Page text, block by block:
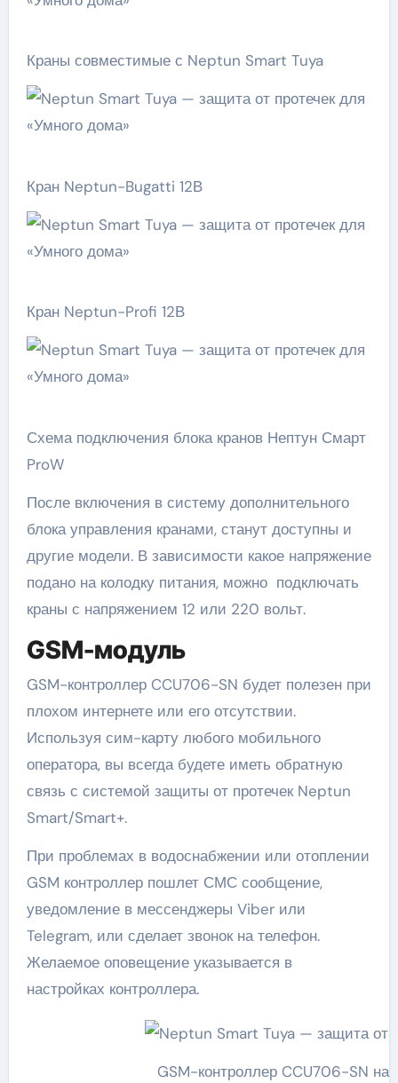
Краны совместимые с Neptun Smart Tuya
Кран Neptun-Bugatti 12В
Кран Neptun-Profi 12В
Схема подключения блока кранов Нептун Смарт
ProW
После включения в систему дополнительного
блока управления кранами, станут доступны и
другие модели. В зависимости какое напряжение
подано на колодку питания, можно подключать
краны с напряжением 12 или 220 вольт.
GSM-модуль
GSM-контроллер CCU706-SN будет полезен при
плохом интернете или его отсутствии.
Используя сим-карту любого мобильного
оператора, вы всегда будете иметь обратную
связь с системой защиты от протечек Neptun
Smart/Smart+.
При проблемах в водоснабжении или отоплении
GSM контроллер пошлет СМС сообщение,
уведомление в мессенджеры Viber или
Telegram, или сделает звонок на телефон.
Желаемое оповещение указывается в
настройках контроллера.
GSM-контроллер CCU706-SN